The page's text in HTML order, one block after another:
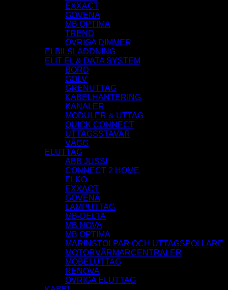
EXXACT
GOVENA
MB OPTIMA
TREND
ÖVRIGA DIMMER
ELBILSLADDNING
ELIT EL & DATA SYSTEM
BORD
GOLV
GRENUTTAG
KABELHANTERING
KANALER
MODULER & UTTAG
QUICK CONNECT
UTTAGSSTAVAR
VÄGG
ELUTTAG
ABB JUSSI
CONNECT 2 HOME
ELKO
EXXACT
GOVENA
LAMPUTTAG
MB-DELTA
MB NOVA
MB OPTIMA
MARINSTOLPAR OCH UTTAGSPOLLARE
MOTORVÄRMARCENTRALER
MÖBELUTTAG
RENOVA
ÖVRIGA ELUTTAG